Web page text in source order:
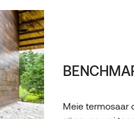
Meie termosaar